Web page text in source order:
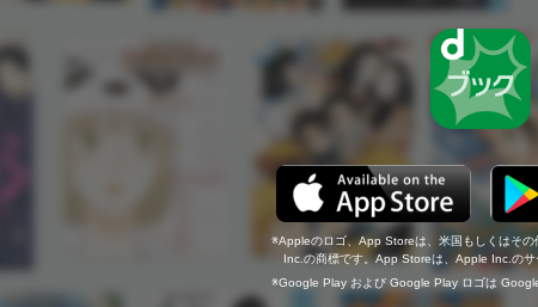
Appleのロゴ、App Storeは、米国もしくはそ
Inc.の商標です。App Storeは、Apple Inc.のサ
Google Play および Google Play ロゴは